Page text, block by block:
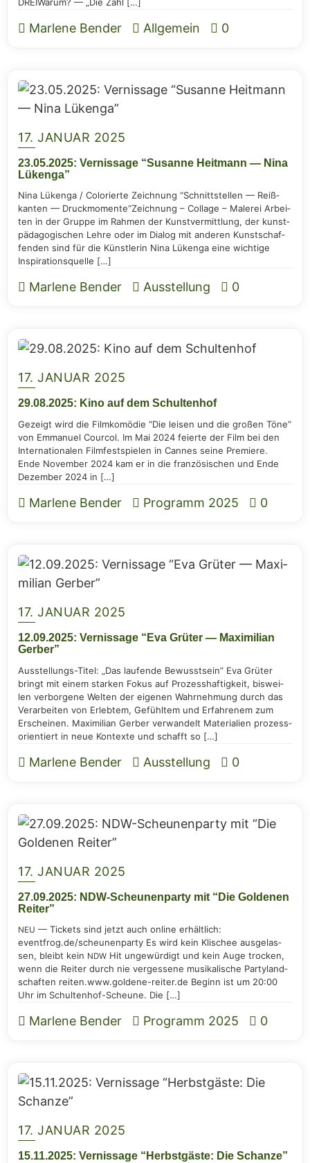
Marlene Bender Allgemein 0
17. JANUAR 2025
23.05.2025: Ver­nis­sa­ge “Susan­ne Heit­mann — Nina
Lükenga”
Nina Lüken­ga / Colo­rier­te Zeich­nung “Schnitt­stel­len — Reiß­
kan­ten — Druck­mo­men­te“Zeich­nung – Col­la­ge – Male­rei Arbei­
ten in der Grup­pe im Rah­men der Kunst­ver­mitt­lung, der kunst­
päd­ago­gi­schen Leh­re oder im Dia­log mit ande­ren Kunst­schaf­
fen­den sind für die Künst­le­rin Nina Lüken­ga eine wich­ti­ge
Inspirationsquelle […]
Marlene Bender Ausstellung 0
17. JANUAR 2025
29.08.2025: Kino auf dem Schultenhof
Gezeigt wird die Film­ko­mö­die “Die lei­sen und die gro­ßen Töne”
von Emma­nu­el Cour­col. Im Mai 2024 fei­er­te der Film bei den
Inter­na­tio­na­len Film­fest­spie­len in Can­nes sei­ne Pre­mie­re.
Ende Novem­ber 2024 kam er in die fran­zö­si­schen und Ende
Dezem­ber 2024 in […]
Marlene Bender Programm 2025 0
17. JANUAR 2025
12.09.2025: Ver­nis­sa­ge “Eva Grü­ter — Maxi­mi­li­an
Gerber”
Aus­­s­tel­­lungs-Titel: „Das lau­fen­de Bewusst­sein” Eva Grü­ter
bringt mit einem star­ken Fokus auf Pro­zess­haf­tig­keit, bis­wei­
len ver­bor­ge­ne Wel­ten der eige­nen Wahr­neh­mung durch das
Ver­ar­bei­ten von Erleb­tem, Gefühl­tem und Erfah­re­nem zum
Erschei­nen. Maxi­mi­li­an Ger­ber ver­wan­delt Mate­ria­li­en pro­zess­
ori­en­tiert in neue Kon­tex­te und schafft so […]
Marlene Bender Ausstellung 0
17. JANUAR 2025
27.09.2025: NDW-Scheu­nen­par­ty mit “Die Gol­de­nen
Reiter”
NEU — Tickets sind jetzt auch online erhält­lich:
eventfrog.de/scheunenparty Es wird kein Kli­schee aus­ge­las­
sen, bleibt kein NDW Hit unge­wür­digt und kein Auge tro­cken,
wenn die Rei­ter durch nie ver­ges­se­ne musi­ka­li­sche Par­ty­land­
schaf­ten rei­ten.www.goldene-reiter.de Beginn ist um 20:00
Uhr im Schul­ten­hof-Scheu­ne. Die […]
Marlene Bender Programm 2025 0
17. JANUAR 2025
15.11.2025: Ver­nis­sa­ge “Herbst­gäs­te: Die Schanze”